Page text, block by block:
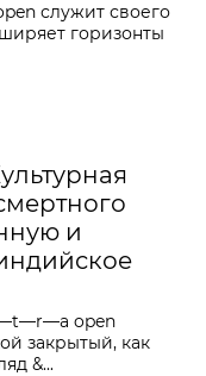
pen служит своего
горизонты
и
open
закрытый, как
&...